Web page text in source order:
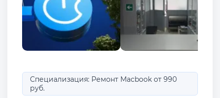
Специализация: Ремонт Macbook от 990
руб.